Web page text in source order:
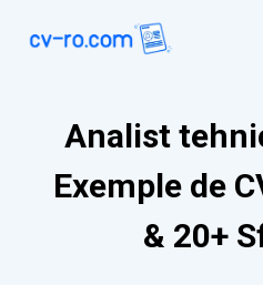
Analist
Exemple de
& 20+